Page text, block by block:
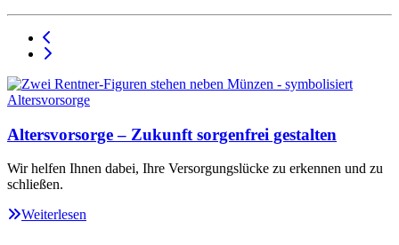
Altersvorsorge – Zukunft sorgenfrei gestalten
Wir helfen Ihnen dabei, Ihre Versorgungslücke zu erkennen und zu
schließen.
Weiterlesen